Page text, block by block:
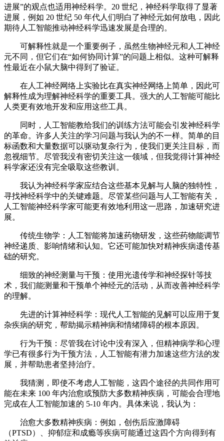
进展”的观点也适用神经科学。20 世纪，神经科学取得了显著
进展，例如 20 世纪 50 年代人们明白了神经元如何放电，因此
期待人工智能推动神经科学迅速发展是合理的。
可解释性就是一个重要例子，虽然生物神经元和人工神经
元不同，但它们在“如何协同计算”的问题上相似。这种可解释
性最近在小鼠大脑中得到了验证。
在人工神经网络上实验比在真实神经网络上简单，因此可
解释性成为理解神经科学的重要工具。强大的人工智能可能比
人类更有效地开发和应用这些工具。
同时，人工智能教给我们的训练方法可能会引发神经科学
的革命。许多人关注的学习问题与我认为的不一样。简单的目
标函数和大量数据可以驱动复杂行为，使我们更关注目标，而
忽视细节。尽管我没有密切关注这一领域，但我觉得计算神经
科学家还没有完全吸取这些教训。
我认为神经科学家应结合这些基本见解与人脑的独特性，
寻找神经科学中的关键难题。尽管某些问题与人工智能有关，
人工智能神经科学家可能更有效地利用这一思路，加速研究进
展。
传统生物学：人工智能将加速药物研发，这些药物能调节
神经递质、影响情绪和认知。它还可能加快对精神疾病遗传基
础的研究。
细致的神经测量与干预：使用光遗传学和神经探针等技
术，我们能测量和干预单个神经元的活动，从而改善神经科学
的理解。
先进的计算神经科学：现代人工智能的见解可以应用于复
杂疾病的研究，帮助揭示精神病和情绪障碍的根本原因。
行为干预：尽管我在讨论中没有深入，但精神病学和心理
学已有很多行为干预方法，人工智能有潜力加速这些方法的发
展，并帮助患者坚持治疗。
我猜测，即使不考虑人工智能，这四个途径的共同作用可
能在未来 100 年内治愈或预防大多数精神疾病，可能会合理地
完成在人工智能加速的 5-10 年内。具体来说，我认为：
治愈大多数精神疾病：例如，创伤后应激障碍
（PTSD）、抑郁症和成瘾等疾病可能通过这四个方向得到有